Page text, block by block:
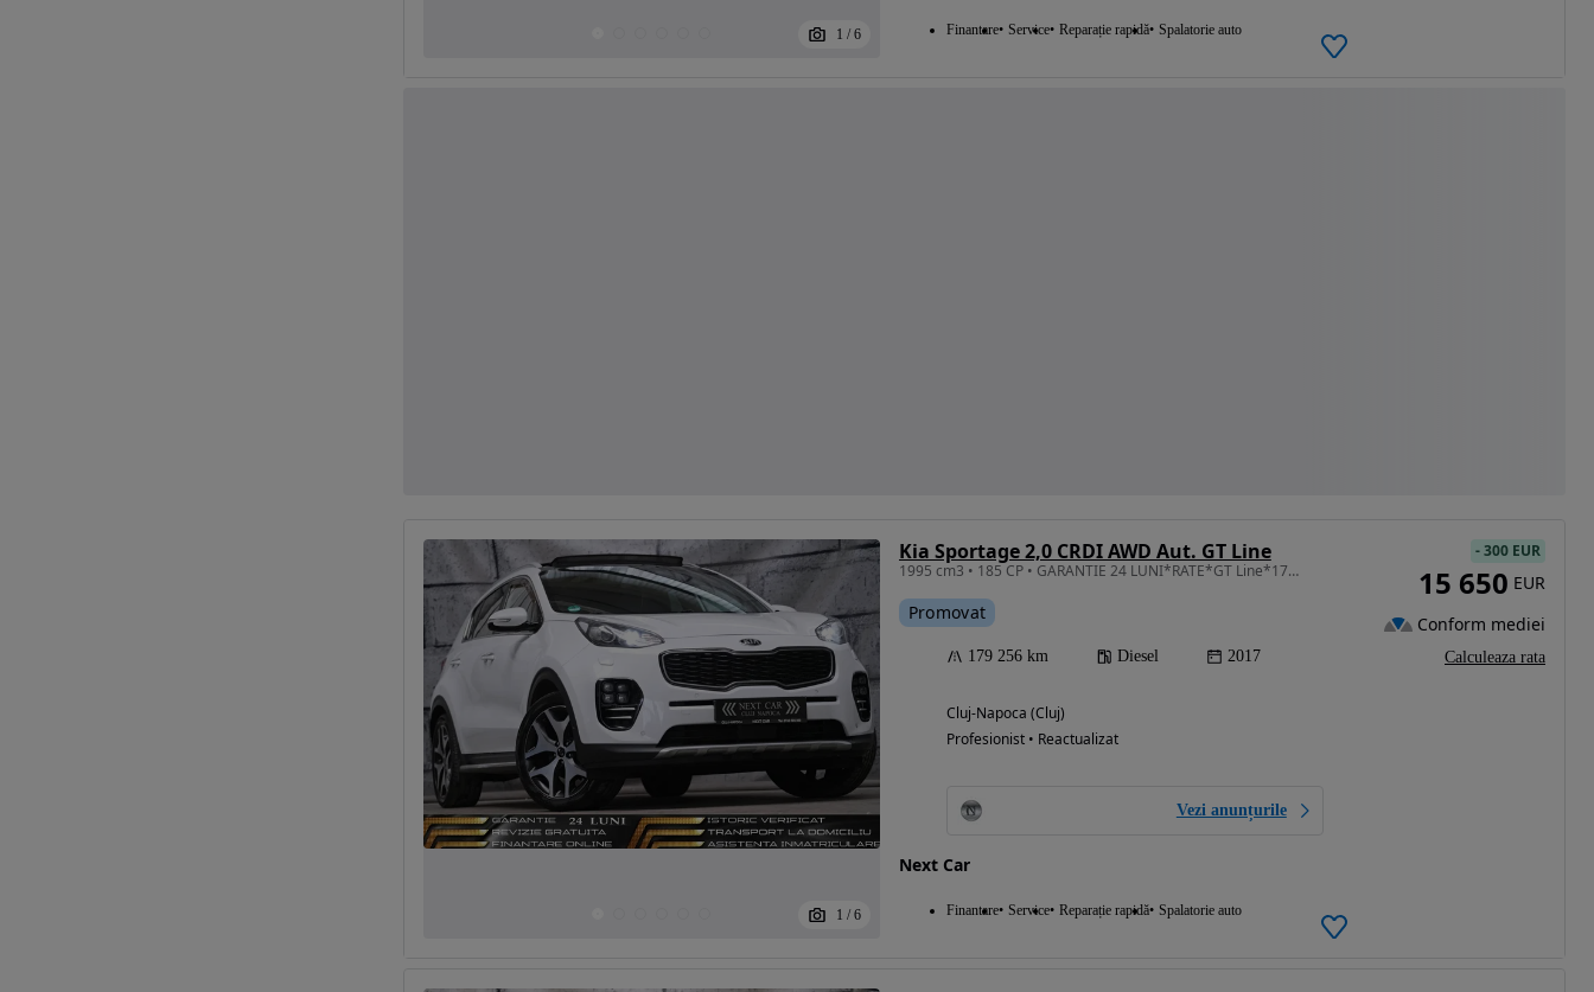
1 / 6 Finantare Service Reparație rapidă Spalatorie auto
1 / 6
Kia Sportage 2,0 CRDI AWD Aut. GT Line
1995 cm3 • 185 CP • GARANTIE 24 LUNI*RATE*GT Line*177CP*4x4*Automata*Piele*Panorama*FULL
Promovat
179 256 km Diesel 2017
Cluj-Napoca (Cluj)
Profesionist • Reactualizat
Vezi anunțurile
Next Car
Finantare Service Reparație rapidă Spalatorie auto
-300 EUR
15 650 EUR
Conform mediei
Calculeaza rata